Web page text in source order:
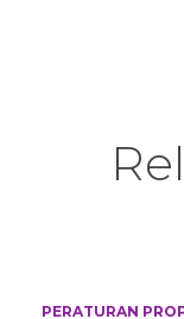
PERATURAN